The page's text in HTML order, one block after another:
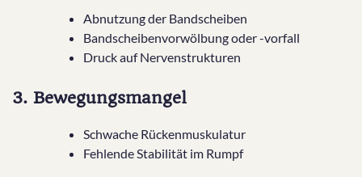
Abnutzung der Bandscheiben
Bandscheibenvorwölbung oder -vorfall
Druck auf Nervenstrukturen
3. Bewegungsmangel
Schwache Rückenmuskulatur
Fehlende Stabilität im Rumpf